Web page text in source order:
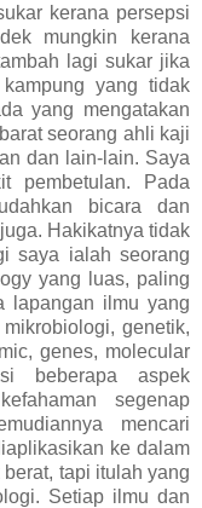
kerana persepsi
mungkin kerana
lagi sukar jika
yang tidak
yang mengatakan
seorang ahli kaji
dan lain-lain. Saya
pembetulan. Pada
bicara dan
Hakikatnya tidak
saya ialah seorang
yang luas, paling
lapangan ilmu yang
genetik,
genes, molecular
beberapa aspek
segenap
mencari
ke dalam
tapi itulah yang
Setiap ilmu dan